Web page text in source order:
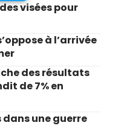
visées pour
à l’arrivée
des résultats
de 7% en
une guerre